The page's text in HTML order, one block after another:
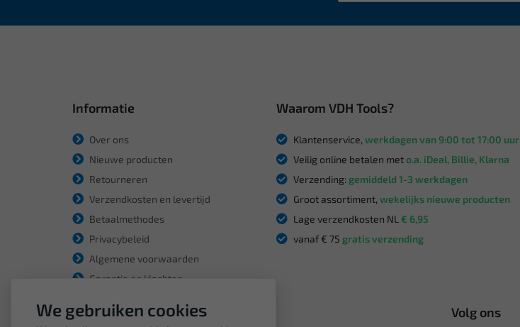
Informatie
Over ons
Nieuwe producten
Retourneren
Verzendkosten en levertijd
Betaalmethodes
Privacybeleid
Algemene voorwaarden
Garantie en klachten
Waarom VDH Tools?
Klantenservice, werkdagen van 9:00 tot 17:00 uur
Veilig online betalen meto.a. iDeal, Billie, Klarna
Verzending: gemiddeld 1-3 werkdagen
Groot assortiment, wekelijks nieuwe producten
Lage verzendkosten NL € 6,95
vanaf € 75 gratis verzending
Volg ons
We gebruiken cookies